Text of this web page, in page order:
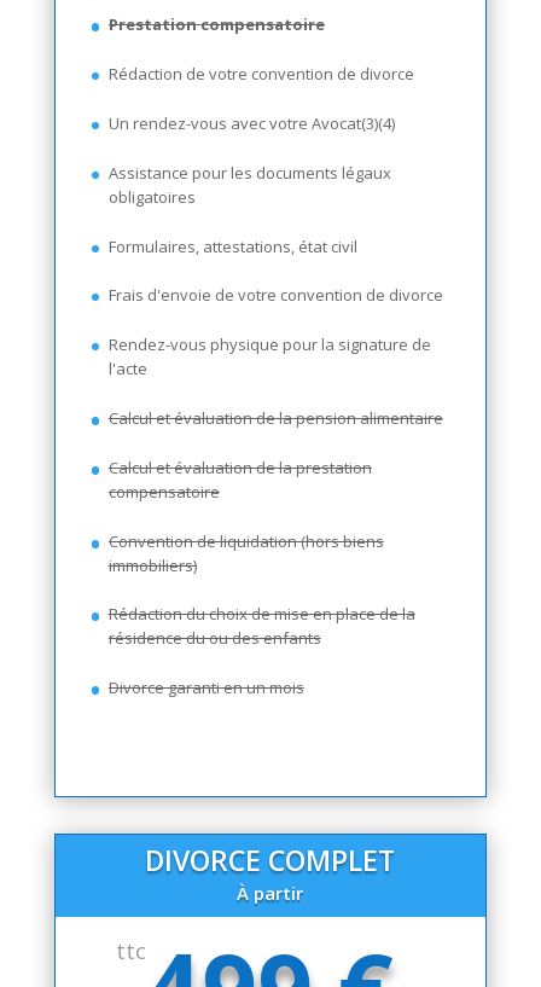
Prestation compensatoire
Rédaction de votre convention de divorce
Un rendez-vous avec votre Avocat(3)(4)
Assistance pour les documents légaux
obligatoires
Formulaires, attestations, état civil
Frais d'envoie de votre convention de divorce
Rendez-vous physique pour la signature de
l'acte
Calcul et évaluation de la pension alimentaire
Calcul et évaluation de la prestation
compensatoire
Convention de liquidation (hors biens
immobiliers)
Rédaction du choix de mise en place de la
résidence du ou des enfants
Divorce garanti en un mois
DIVORCE COMPLET
À partir
ttc